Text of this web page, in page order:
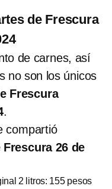
de Frescura
de carnes, así
no son los únicos
Frescura
.
compartió
Frescura 26 de
2 litros: 155 pesos